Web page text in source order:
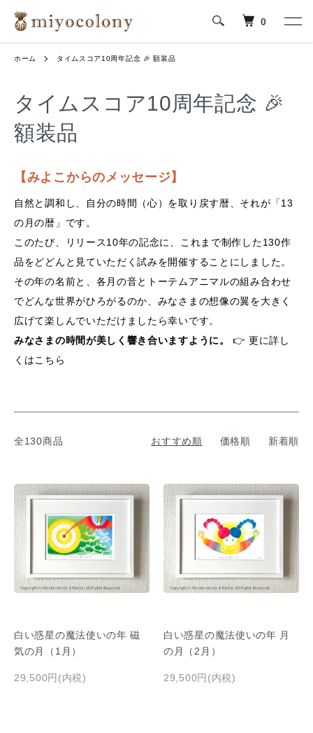
0
ホーム タイムスコア10周年記念 🎉 額装品
タイムスコア10周年記念 🎉
額装品
【みよこからのメッセージ】
自然と調和し、自分の時間（心）を取り戻す暦、それが「13
の月の暦」です。
このたび、リリース10年の記念に、これまで制作した130作
品をどどんと見ていただく試みを開催することにしました。
その年の名前と、各月の音とトーテムアニマルの組み合わせ
でどんな世界がひろがるのか、みなさまの想像の翼を大きく
広げて楽しんでいただけましたら幸いです。
みなさまの時間が美しく響き合いますように。
👉 更に詳し
くはこちら
全130商品 おすすめ順 価格順 新着順
白い惑星の魔法使いの年 磁
気の月（1月）
29,500円(内税)
白い惑星の魔法使いの年 月
の月（2月）
29,500円(内税)